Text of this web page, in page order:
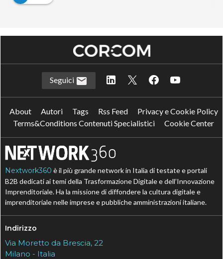
Seguici
About Autori Tags Rss Feed
Privacy e Cookie Policy
Terms&Conditions Contenuti Specialistici
Cookie Center
Nextwork360 è il più grande network in Italia di testate e portali
B2B dedicati ai temi della Trasformazione Digitale e dell’Innovazione
Imprenditoriale. Ha la missione di diffondere la cultura digitale e
imprenditoriale nelle imprese e pubbliche amministrazioni italiane.
Indirizzo
Via Moretto da Brescia, 22
Milano - Italia